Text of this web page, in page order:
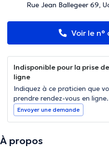
Rue Jean Ballegeer 69,
Voir le
Indisponible pour la prise
ligne
Indiquez à ce praticien que
prendre rendez-vous en ligne.
Envoyer une demande
À propos